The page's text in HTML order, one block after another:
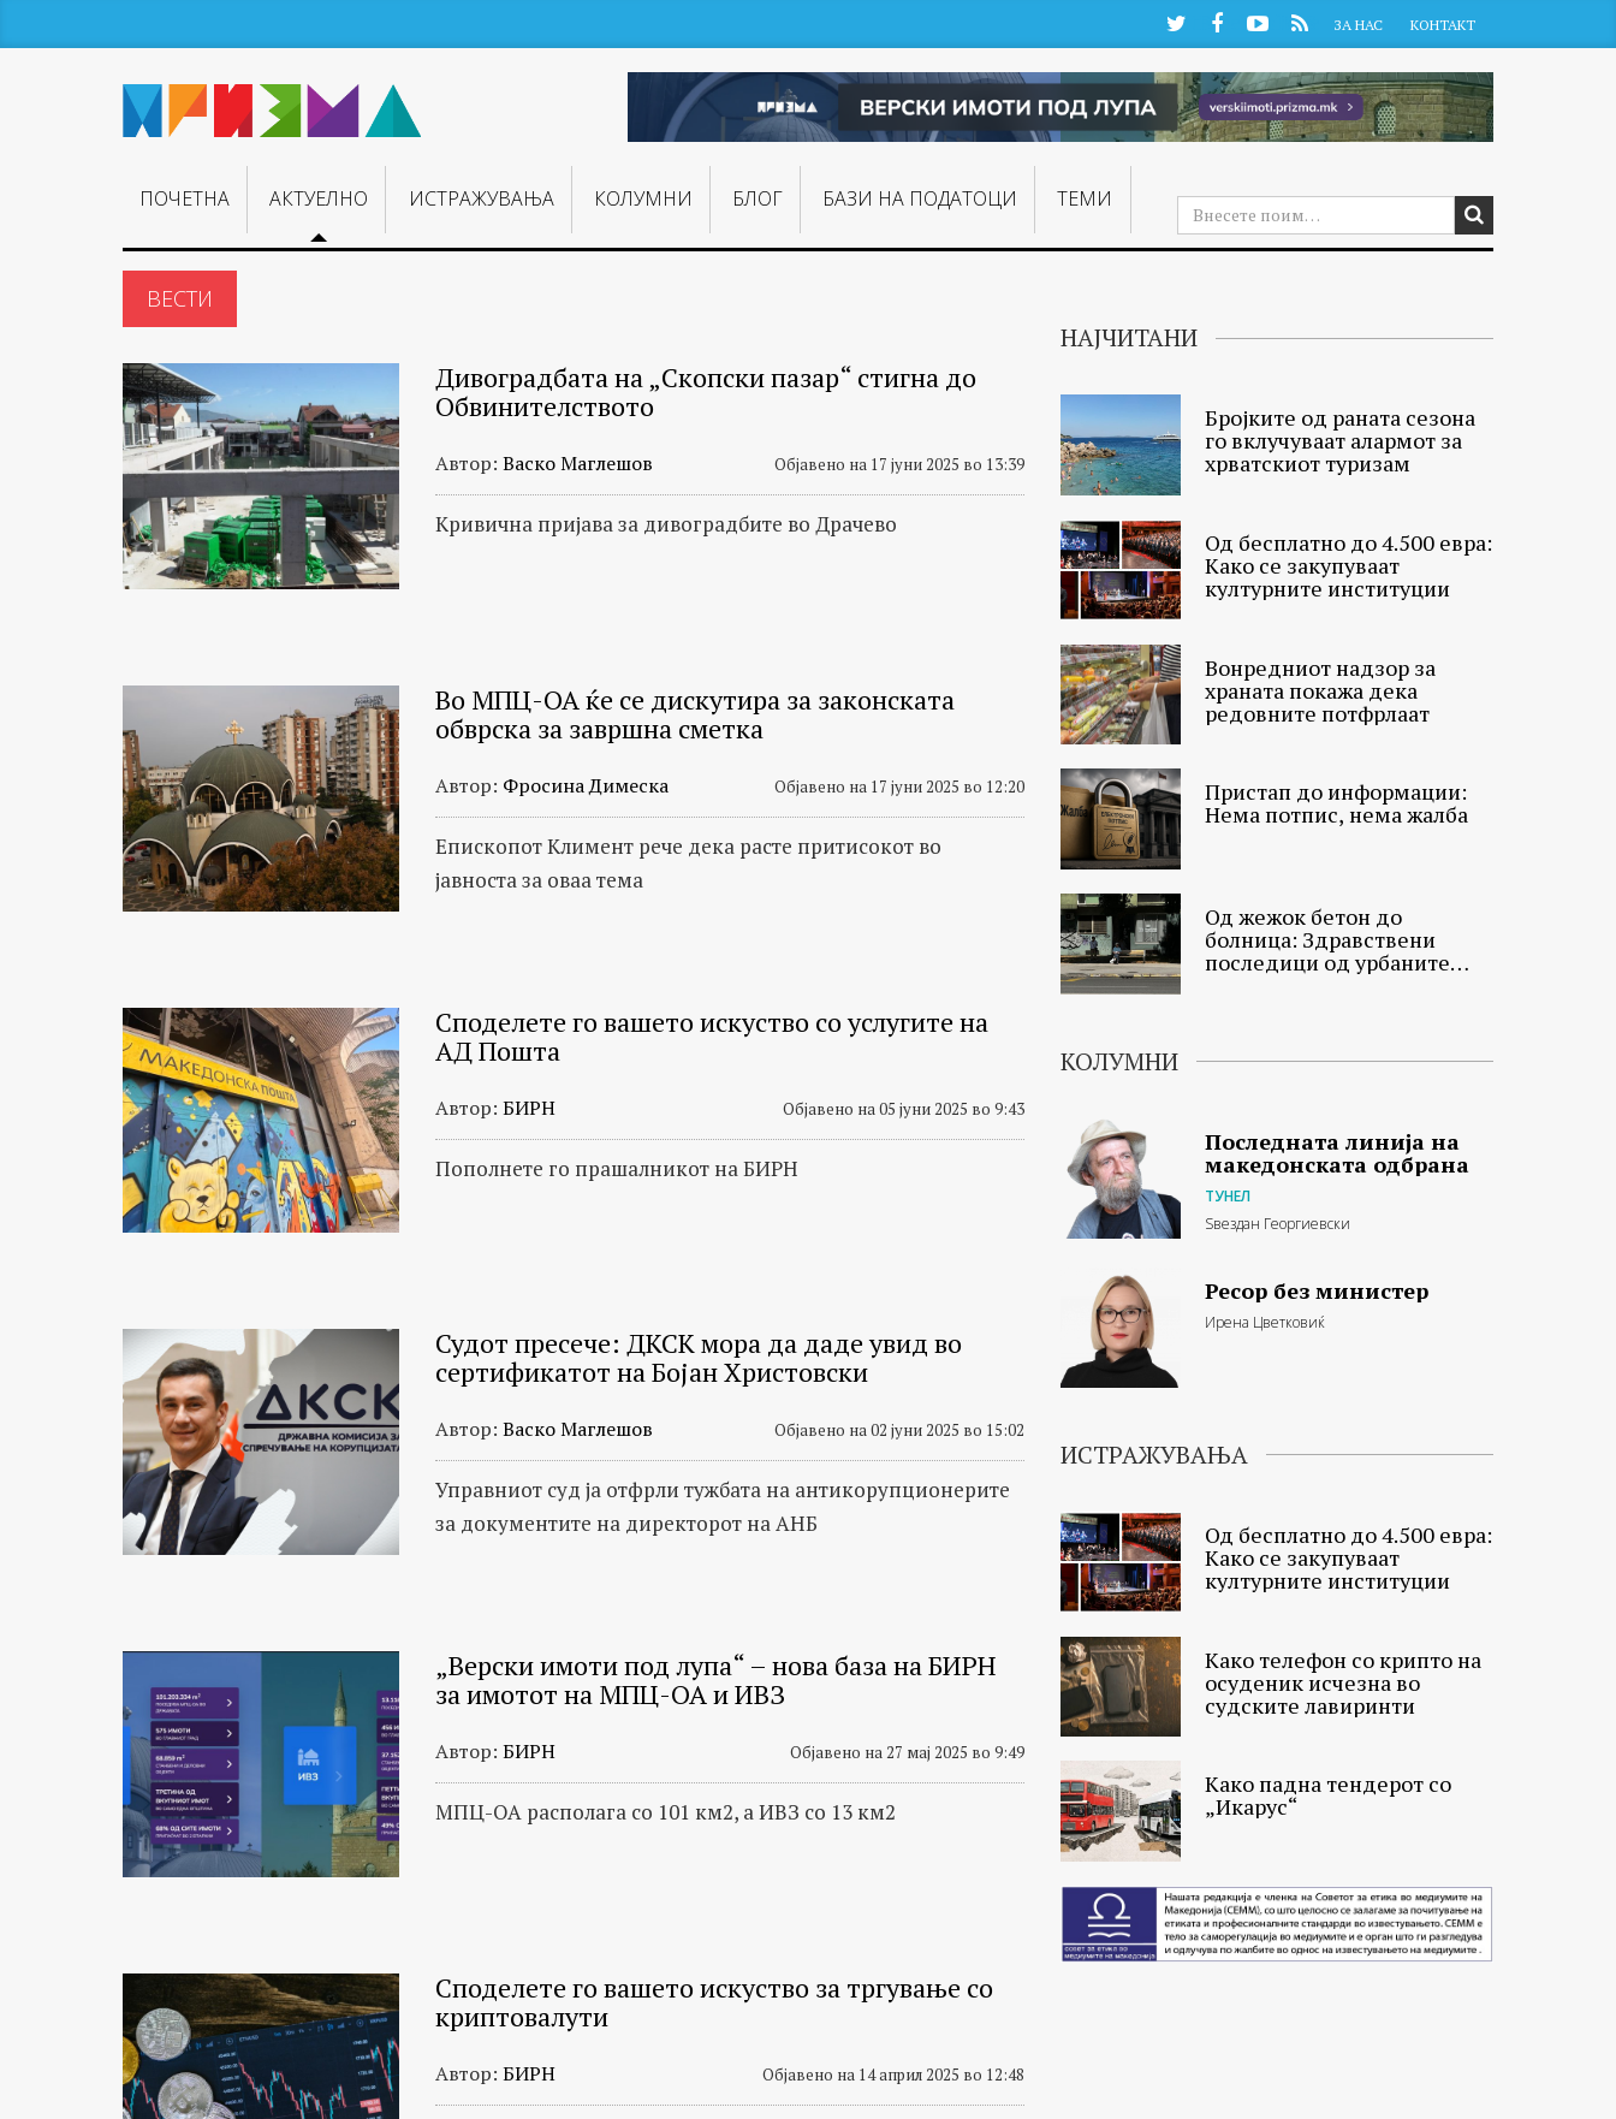
TwitterFacebookYouTube
RSS ЗА НАС КОНТАКТ
ПОЧЕТНА АКТУЕЛНО ИСТРАЖУВАЊA КОЛУМНИ БЛОГ БАЗИ НА ПОДАТОЦИ ТЕМИ
ВЕСТИ
информации
и
извештаи
за
важни
општествени
случувања
Дивоградбата на „Скопски пазар“ стигна до
Обвинителството
Автор: Васко Маглешов Објавено на 17 јуни 2025 во 13:39
Кривична пријава за дивоградбите во Драчево
Во МПЦ-ОА ќе се дискутира за законската
обврска за завршна сметка
Автор: Фросина Димеска Објавено на 17 јуни 2025 во 12:20
Епископот Климент рече дека расте притисокот во
јавноста за оваа тема
Споделете го вашето искуство со услугите на
АД Пошта
Автор: БИРН Објавено на 05 јуни 2025 во 9:43
Пополнете го прашалникот на БИРН
Судот пресече: ДКСК мора да даде увид во
сертификатот на Бојан Христовски
Автор: Васко Маглешов Објавено на 02 јуни 2025 во 15:02
Управниот суд ја отфрли тужбата на антикорупционерите
за документите на директорот на АНБ
„Верски имоти под лупа“ – нова база на БИРН
за имотот на МПЦ-ОА и ИВЗ
Автор: БИРН Објавено на 27 мај 2025 во 9:49
МПЦ-ОА располага со 101 км2, а ИВЗ со 13 км2
Споделете го вашето искуство за тргување со
криптовалути
Автор: БИРН Објавено на 14 април 2025 во 12:48
НАЈЧИТАНИ
Бројките од раната сезона
го вклучуваат алармот за
хрватскиот туризам
Од бесплатно до 4.500 евра:
Како се закупуваат
културните институции
Вонредниот надзор за
храната покажа дека
редовните потфрлаат
Пристап до информации:
Нема потпис, нема жалба
Од жежок бетон до
болница: Здравствени
последици од урбаните
КОЛУМНИ
Последната линија на
македонската одбрана
ТУНЕЛ
Ѕвездан Георгиевски
Ресор без министер
Ирена Цветковиќ
ИСТРАЖУВАЊА
Од бесплатно до 4.500 евра:
Како се закупуваат
културните институции
Како телефон со крипто на
осуденик исчезна во
судските лавиринти
Како падна тендерот со
„Икарус“